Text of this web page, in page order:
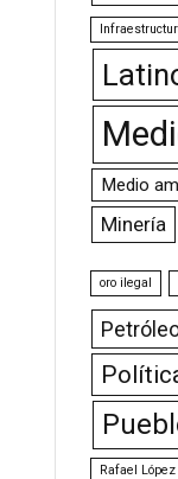
Medio
Minería
oro ilegal
Rafael